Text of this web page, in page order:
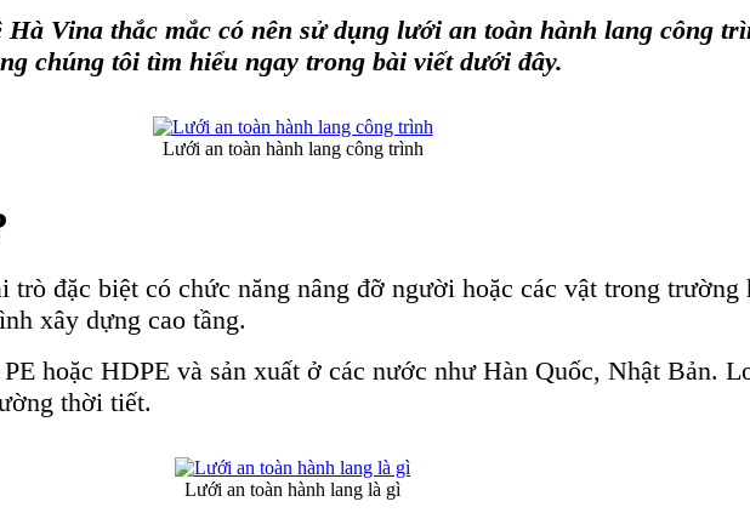
Vina thắc mắc có nên sử dụng lưới an toàn hành lang công
chúng tôi tìm hiểu ngay trong bài viết dưới đây.
Lưới an toàn hành lang công trình
đặc biệt có chức năng nâng đỡ người hoặc các vật trong
xây dựng cao tầng.
hoặc HDPE và sản xuất ở các nước như Hàn Quốc, Nhật Bản.
thời tiết.
Lưới an toàn hành lang là gì